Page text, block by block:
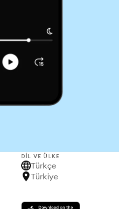
DIL VE ÜLKE
Türkçe
Türkiye